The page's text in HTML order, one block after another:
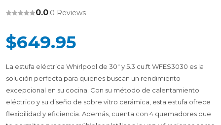
0.0|0 Reviews
$649.95
La estufa eléctrica Whirlpool de 30" y 5.3 cu.ft WFES3030 es la
solución perfecta para quienes buscan un rendimiento
excepcional en su cocina. Con su método de calentamiento
eléctrico y su diseño de sobre vitro cerámica, esta estufa ofrece
flexibilidad y eficiencia. Además, cuenta con 4 quemadores que